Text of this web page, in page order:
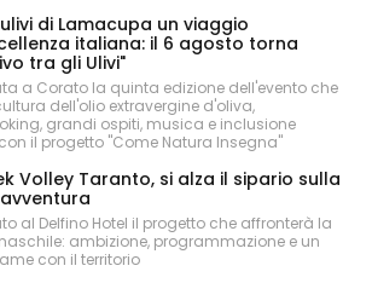
di Lamacupa un viaggio
italiana: il 6 agosto torna
tra gli Ulivi"
a Corato la quinta edizione dell'evento che
dell'olio extravergine d'oliva,
grandi ospiti, musica e inclusione
il progetto "Come Natura Insegna"
Volley Taranto, si alza il sipario sulla
al Delfino Hotel il progetto che affronterà la
ambizione, programmazione e un
con il territorio